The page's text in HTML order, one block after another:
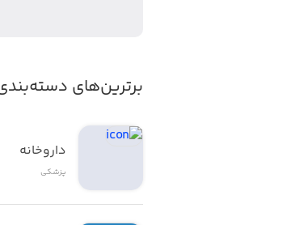
برترین‌های
داروخانه
پزشکی